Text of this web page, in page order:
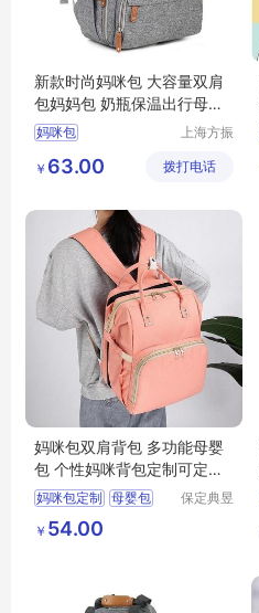
新款时尚妈咪包 大容量双肩
包妈妈包 奶瓶保温出行母婴
包
妈咪包
上海方振
有限公司
￥ 63.00 拨打电话
妈咪包双肩背包 多功能母婴
包 个性妈咪背包定制可定制l
ogo
妈咪包定制 母婴包
妈咪背包
妈咪包多功能
保定典昱
￥ 54.00